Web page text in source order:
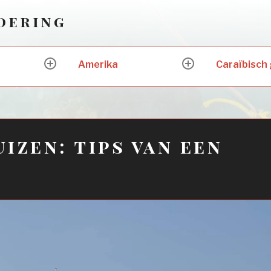
expand
menu
Amerika
expand
menu
Caraïbisch
tips van een